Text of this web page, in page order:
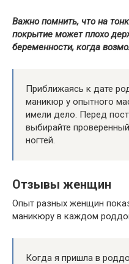
Важно помнить, что на
покрытие может плохо
беременности, когда
Приближаясь к дате
маникюр у опытного
имели дело. Перед
выбирайте
ногтей.
Отзывы женщин
Опыт разных женщин
маникюру в каждом
Когда я пришла в